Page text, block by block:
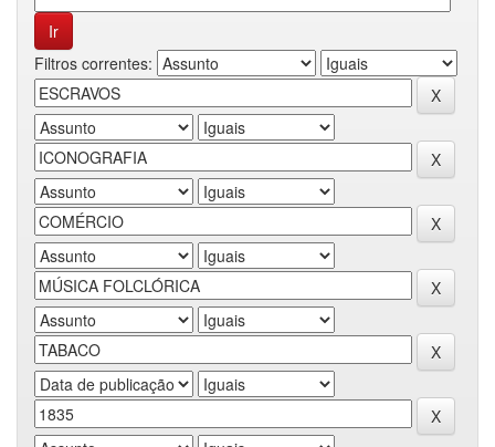
Filtros correntes: